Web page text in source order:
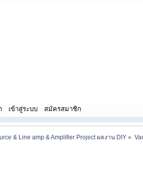
เข้าสู่ระบบ สมัครสมาชิก
& Line amp & Amplifier Project ผลงาน DIY»